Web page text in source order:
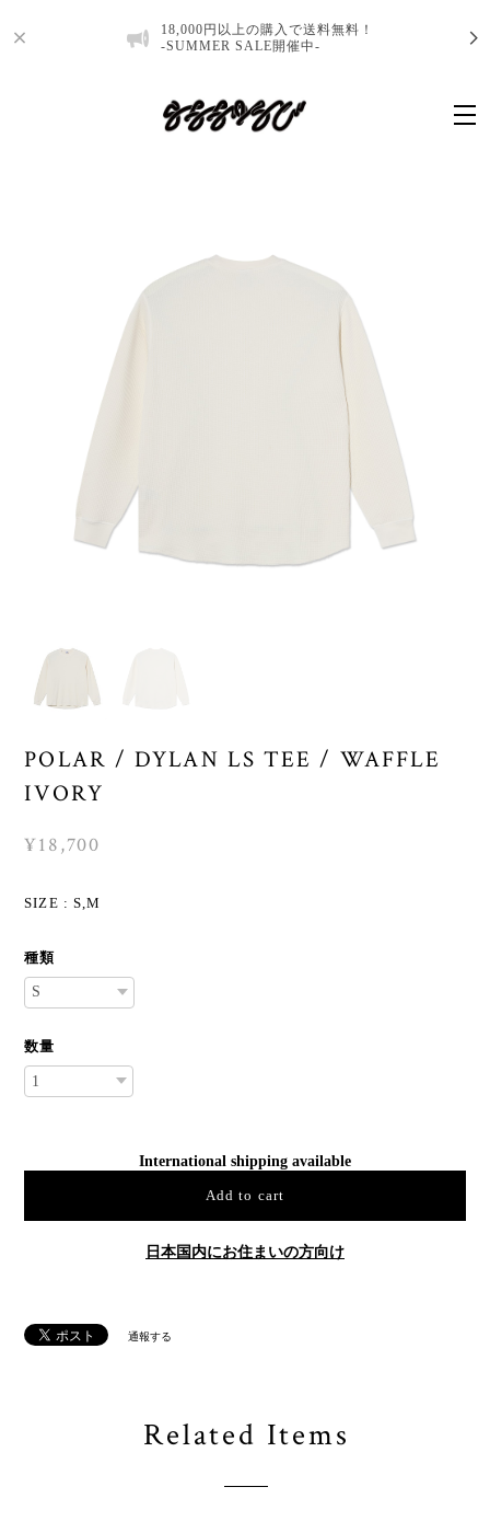
18,000円以上の購入で送料無料！
-SUMMER SALE開催中-
POLAR / DYLAN LS TEE / WAFFLE
IVORY
¥18,700
SIZE : S,M
種類
数量
International shipping available
Add to cart
日本国内にお住まいの方向け
通報する
Related Items